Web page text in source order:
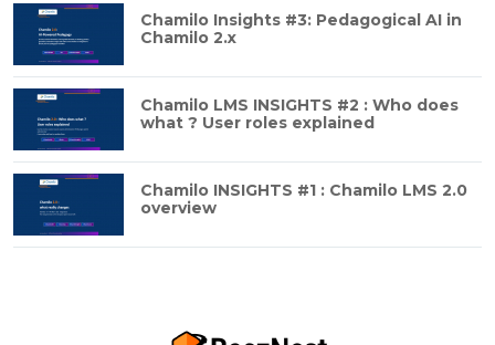
Chamilo Insights #3: Pedagogical AI in
Chamilo 2.x
Chamilo LMS INSIGHTS #2 : Who does
what ? User roles explained
Chamilo INSIGHTS #1 : Chamilo LMS 2.0
overview